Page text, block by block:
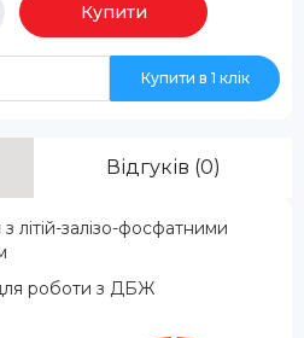
Купити
Купити в 1 клік
Відгуків (0)
з літій-залізо-фосфатними
роботи з ДБЖ